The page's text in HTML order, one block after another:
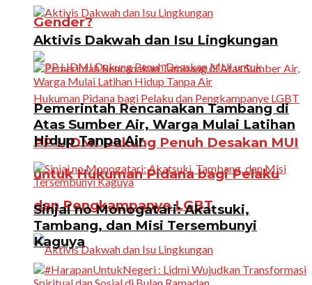
Gender?
PP LIDMI Dukung Penuh Desakan MUI
untuk Hukuman Pidana bagi Pelaku
dan Pengkampanye LGBT
Aktivis Dakwah dan Isu Lingkungan
Pemerintah Rencanakan Tambang di
Atas Sumber Air, Warga Mulai Latihan
Hidup Tanpa Air
Sinjai no Monogatari: Akatsuki,
Tambang, dan Misi Tersembunyi
Kaguya